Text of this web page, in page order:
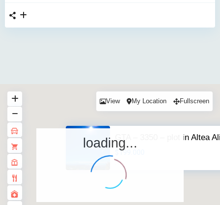
GTA – 3350 – plot in Altea
$199.000
·
loading...
View My Location Fullscreen